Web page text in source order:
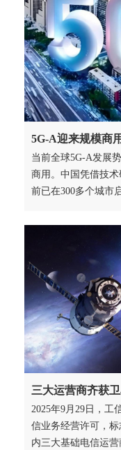
5G-A迎来规模商
当前全球5G-A发展
商用。中国凭借技
前已在300多个城市
三大运营商齐获
2025年9月29日，工
信业务经营许可，
内三大基础电信运